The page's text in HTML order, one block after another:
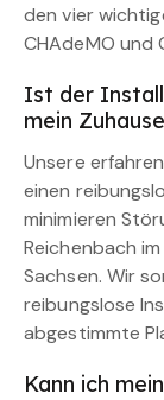
den vier
CHAdeMO und
Ist der
mein
Unsere
einen
minimieren
Reichenbach
Sachsen. Wir
reibungslose
abgestimmte
Kann ich